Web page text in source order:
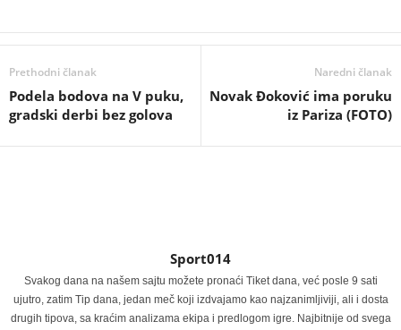
Prethodni članak
Podela bodova na V puku,
gradski derbi bez golova
Naredni članak
Novak Đoković ima poruku
iz Pariza (FOTO)
Sport014
Svakog dana na našem sajtu možete pronaći Tiket dana, već posle 9 sati
ujutro, zatim Tip dana, jedan meč koji izdvajamo kao najzanimljiviji, ali i dosta
drugih tipova, sa kraćim analizama ekipa i predlogom igre. Najbitnije od svega